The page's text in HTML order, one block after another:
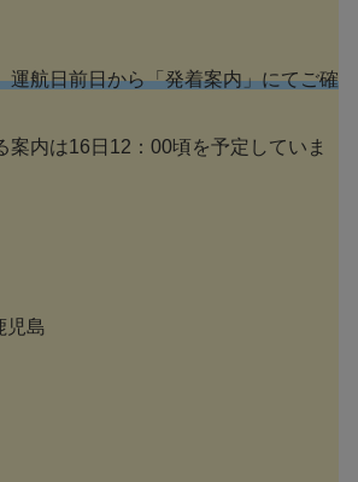
運航日前日から「発着案内」にてご確
案内は16日12：00頃を予定していま
児島